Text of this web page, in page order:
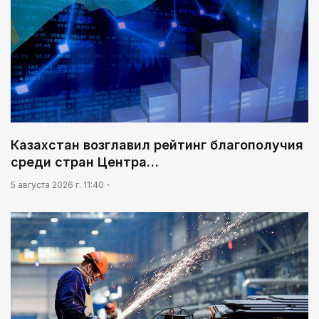
Казахстан возглавил рейтинг благополучия
среди стран Центра…
5 августа 2026 г. 11:40